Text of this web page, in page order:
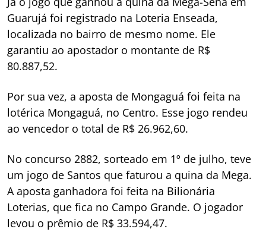
Guarujá foi registrado na Loteria Enseada,
localizada no bairro de mesmo nome. Ele
garantiu ao apostador o montante de R$
80.887,52.
Por sua vez, a aposta de Mongaguá foi feita na
lotérica Mongaguá, no Centro. Esse jogo rendeu
ao vencedor o total de R$ 26.962,60.
No concurso 2882, sorteado em 1º de julho, teve
um jogo de Santos que faturou a quina da Mega.
A aposta ganhadora foi feita na Bilionária
Loterias, que fica no Campo Grande. O jogador
levou o prêmio de R$ 33.594,47.